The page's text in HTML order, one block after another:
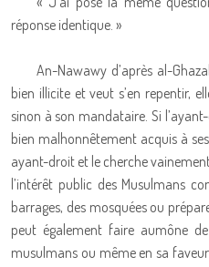
réponse identique. »
An-Nawawy d’après al-
bien illicite et veut s’en repentir,
sinon à son mandataire. Si
bien malhonnêtement acquis à
ayant-droit et le cherche
l’intérêt public des Musulmans
barrages, des mosquées ou
peut également faire aumône
musulmans ou même en sa